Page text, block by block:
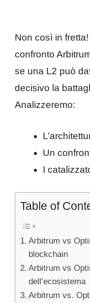
Non così in
confronto
se una L2 può
decisivo la
Analizzeremo:
Un
I
Table of
Arbitrum vs
blockchain
Arbitrum vs
dell’ecosistema
Arbitrum vs.